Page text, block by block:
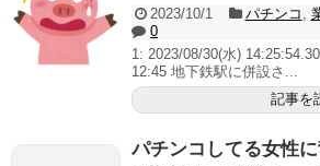
2023/10/1 パチンコ ,
0
1: 2023/08/30(水)
12:45 地下鉄駅に併設さ...
記事を
パチンコしてる女性